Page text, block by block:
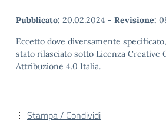
Pubblicato: 20.02.2024 - Revisione:
Eccetto dove diversamente
stato rilasciato sotto Licenza Creative
Attribuzione 4.0 Italia.
Stampa / Condividi